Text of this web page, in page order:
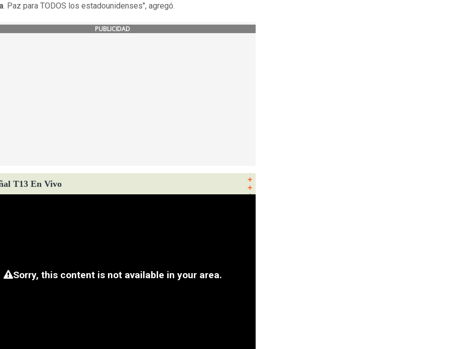
. Paz para TODOS los estadounidenses", agregó.
PUBLICIDAD
T13 En Vivo